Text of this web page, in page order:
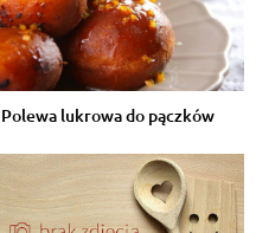
Polewa lukrowa do pączków